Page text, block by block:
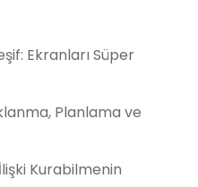
Ekranları Süper
Planlama ve
Kurabilmenin